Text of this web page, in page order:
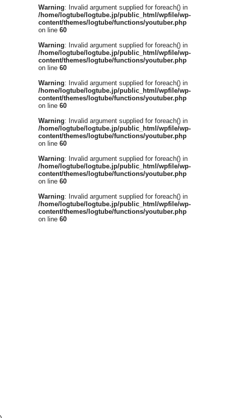
Warning: Invalid argument supplied for foreach() in
/home/logtube/logtube.jp/public_html/wpfile/wp-
content/themes/logtube/functions/youtuber.php
on line 60
Warning: Invalid argument supplied for foreach() in
/home/logtube/logtube.jp/public_html/wpfile/wp-
content/themes/logtube/functions/youtuber.php
on line 60
Warning: Invalid argument supplied for foreach() in
/home/logtube/logtube.jp/public_html/wpfile/wp-
content/themes/logtube/functions/youtuber.php
on line 60
Warning: Invalid argument supplied for foreach() in
/home/logtube/logtube.jp/public_html/wpfile/wp-
content/themes/logtube/functions/youtuber.php
on line 60
Warning: Invalid argument supplied for foreach() in
/home/logtube/logtube.jp/public_html/wpfile/wp-
content/themes/logtube/functions/youtuber.php
on line 60
Warning: Invalid argument supplied for foreach() in
/home/logtube/logtube.jp/public_html/wpfile/wp-
content/themes/logtube/functions/youtuber.php
on line 60